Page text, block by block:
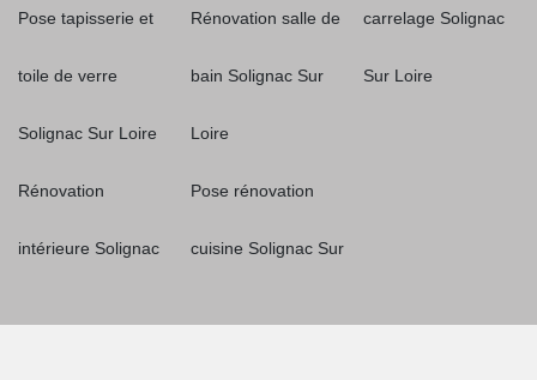
Pose tapisserie et
toile de verre
Solignac Sur Loire
Rénovation
intérieure Solignac
Rénovation salle de
bain Solignac Sur
Loire
Pose rénovation
cuisine Solignac Sur
carrelage Solignac
Sur Loire